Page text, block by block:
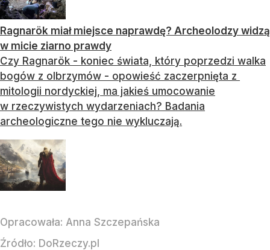
Ragnarök miał miejsce naprawdę? Archeolodzy widzą
w micie ziarno prawdy
Czy Ragnarök - koniec świata, który poprzedzi walka
bogów z olbrzymów - opowieść zaczerpnięta z
mitologii nordyckiej, ma jakieś umocowanie
w rzeczywistych wydarzeniach? Badania
archeologiczne tego nie wykluczają.
Opracowała: Anna Szczepańska
Źródło: DoRzeczy.pl